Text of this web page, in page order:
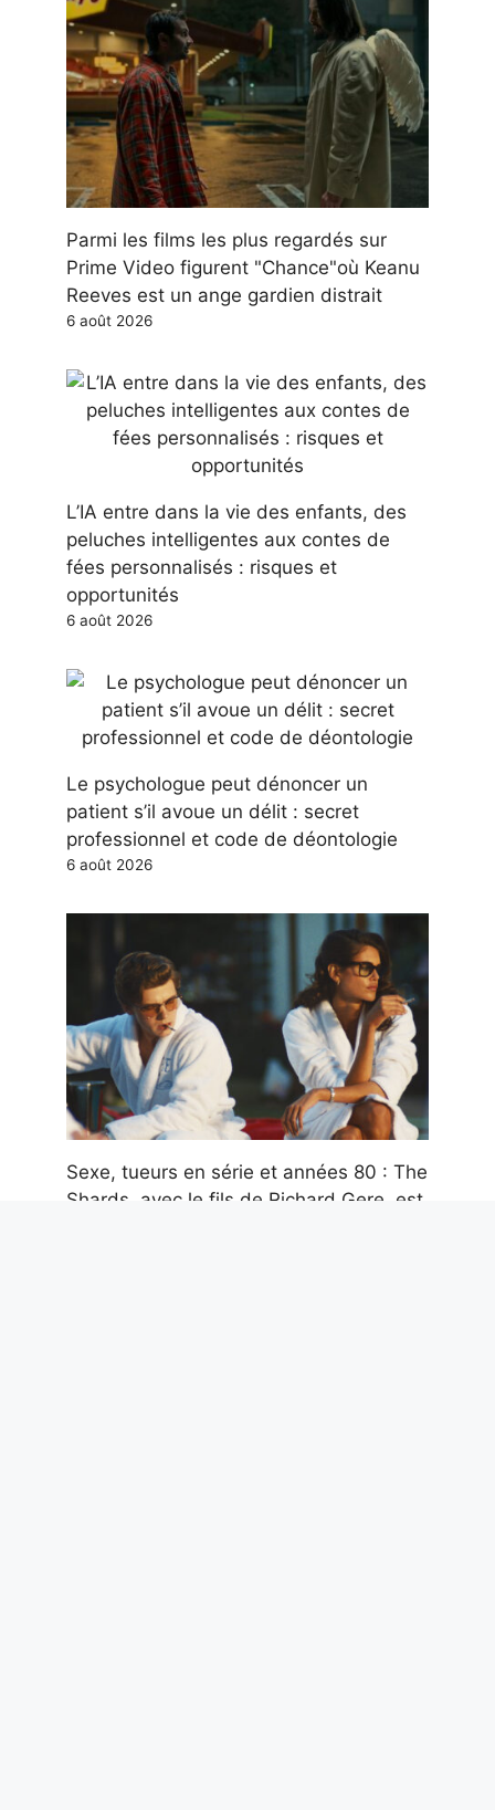
Parmi les films les plus regardés sur
Prime Video figurent "Chance"où Keanu
Reeves est un ange gardien distrait
6 août 2026
L’IA entre dans la vie des enfants, des
peluches intelligentes aux contes de
fées personnalisés : risques et
opportunités
6 août 2026
Le psychologue peut dénoncer un
patient s’il avoue un délit : secret
professionnel et code de déontologie
6 août 2026
Sexe, tueurs en série et années 80 : The
Shards, avec le fils de Richard Gere, est